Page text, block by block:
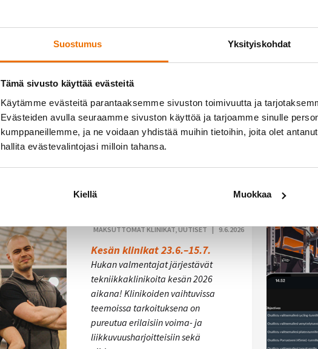
Suostumus Yksityiskohdat
Tämä sivusto käyttää evästeitä
Käytämme evästeitä parantaaksemme sivuston toimivuutta ja
Evästeiden avulla seuraamme sivuston käyttöä ja tarjoamme sinulle
kumppaneillemme, ja ne voidaan yhdistää muihin tietoihin, joita olet
hallita evästevalintojasi milloin tahansa.
Kiellä Muokkaa
PIKKU-HUKASSA TAPAHTUU, UUTISET | 10.6.2026
Pikku-Hukan leiripäivä 3.7.
Pikku-Hukan leiripäivä järjestetään
pitämään hauskaa ja ota hetki
omaa aikaa itsellesi!
Kokoonnumme Pikku-Hukassa,
josta lähdemme yhdessä
Heinäpään mäelle…
MAKSUTTOMAT KLINIKAT, UUTISET | 9.6.2026
Kesän klinikat 23.6.–15.7.
Hukan valmentajat järjestävät
tekniikkaklinikoita kesän 2026
aikana! Klinikoiden vaihtuvissa
teemoissa tarkoituksena on
pureutua erilaisiin voima- ja
liikkuvuusharjoitteisiin sekä